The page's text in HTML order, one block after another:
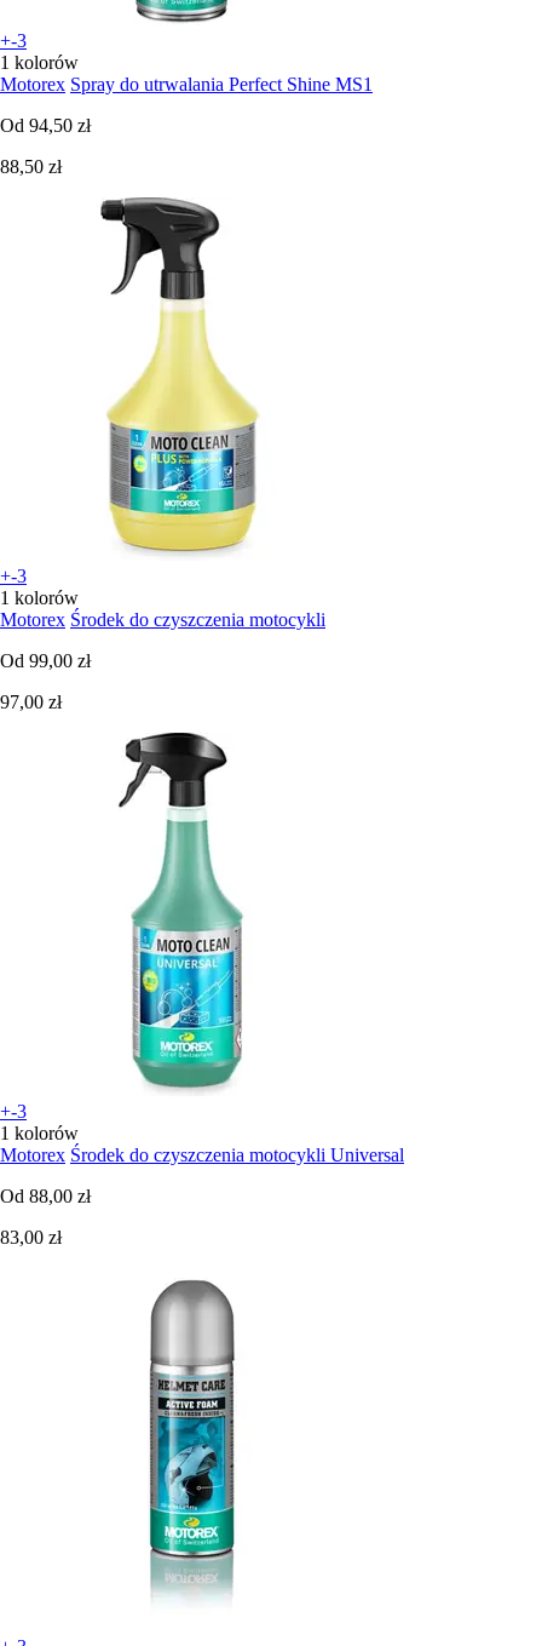
+-3
1 kolorów
Motorex Spray do utrwalania Perfect Shine MS1
Od 94,50 zł
88,50 zł
+-3
1 kolorów
Motorex Środek do czyszczenia motocykli
Od 99,00 zł
97,00 zł
+-3
1 kolorów
Motorex Środek do czyszczenia motocykli Universal
Od 88,00 zł
83,00 zł